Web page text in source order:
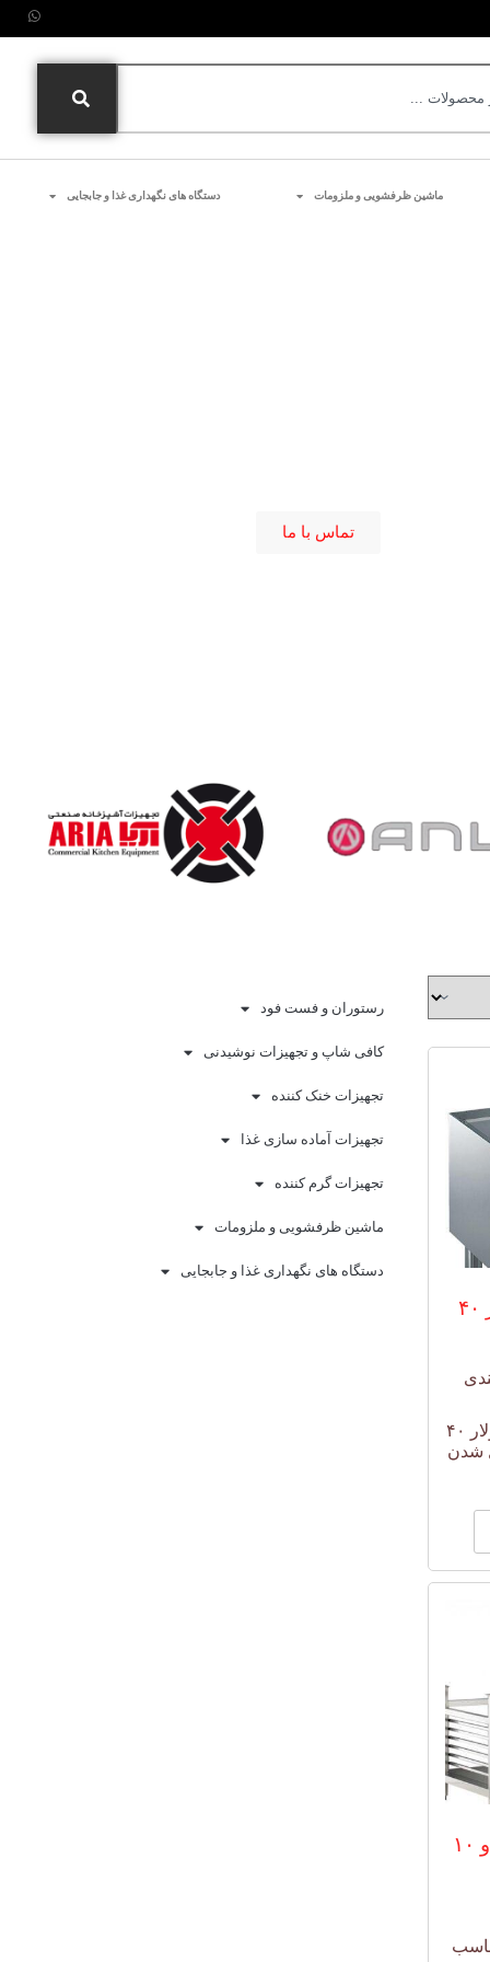
ماشین ظرفشویی و ملزومات دستگاه های نگهداری غذا و جابجایی
تماس با ما
میز خط پخت و پز ۴۰
میز خط پخت و پز مدولار ۴۰
شدن
استند کانوکشن ۶ و ۱۰
رستوران و فست فود
کافی شاپ و تجهیزات نوشیدنی
تجهیزات خنک کننده
تجهیزات آماده سازی غذا
تجهیزات گرم کننده
ماشین ظرفشویی و ملزومات
دستگاه های نگهداری غذا و جابجایی